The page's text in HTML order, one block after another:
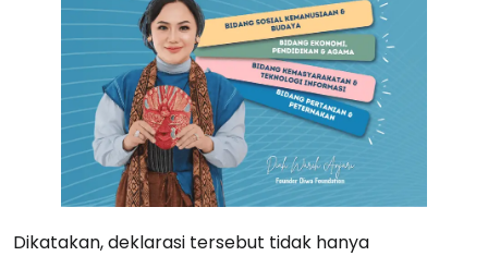
Dikatakan, deklarasi tersebut tidak hanya